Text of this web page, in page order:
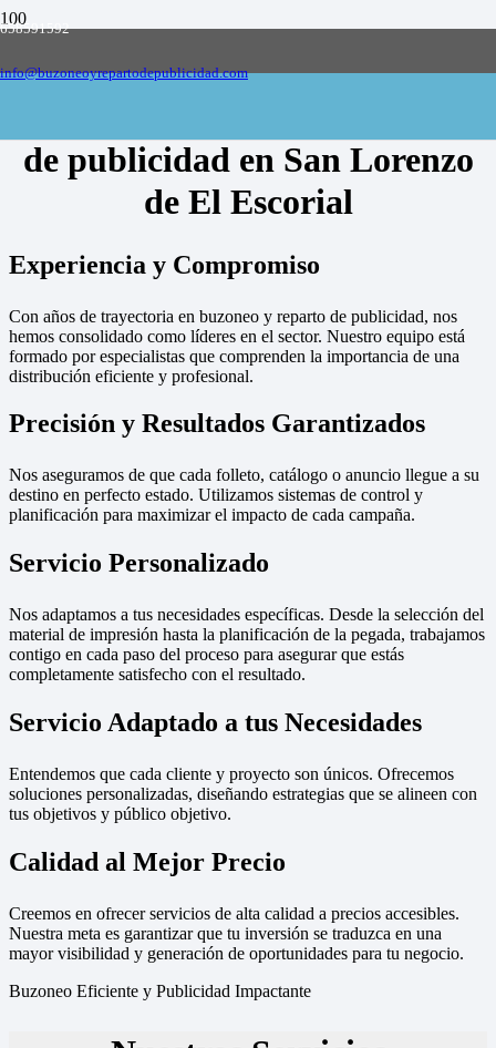
658591592
info@buzoneoyrepartodepublicidad.com
Empresa de buzoneo y reparto de publicidad
de publicidad en San Lorenzo
de El Escorial
Experiencia y Compromiso
Con años de trayectoria en buzoneo y reparto de publicidad, nos
hemos consolidado como líderes en el sector. Nuestro equipo está
formado por especialistas que comprenden la importancia de una
distribución eficiente y profesional.
Precisión y Resultados Garantizados
Nos aseguramos de que cada folleto, catálogo o anuncio llegue a su
destino en perfecto estado. Utilizamos sistemas de control y
planificación para maximizar el impacto de cada campaña.
Servicio Personalizado
Nos adaptamos a tus necesidades específicas. Desde la selección del
material de impresión hasta la planificación de la pegada, trabajamos
contigo en cada paso del proceso para asegurar que estás
completamente satisfecho con el resultado.
Servicio Adaptado a tus Necesidades
Entendemos que cada cliente y proyecto son únicos. Ofrecemos
soluciones personalizadas, diseñando estrategias que se alineen con
tus objetivos y público objetivo.
Calidad al Mejor Precio
Creemos en ofrecer servicios de alta calidad a precios accesibles.
Nuestra meta es garantizar que tu inversión se traduzca en una
mayor visibilidad y generación de oportunidades para tu negocio.
Buzoneo Eficiente y Publicidad Impactante